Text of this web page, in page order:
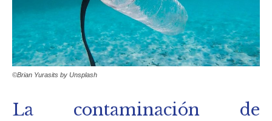
©Brian Yurasits by Unsplash
La contaminación de